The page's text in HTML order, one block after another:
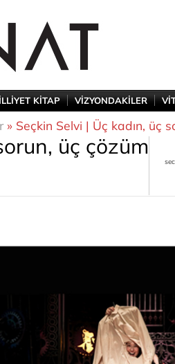
KİTAP VİZYONDAKİLER
» Seçkin Selvi | Üç kadın, üç
üç çözüm